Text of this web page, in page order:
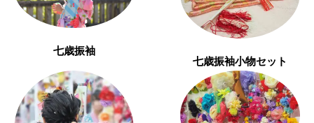
七歳振袖
七歳振袖小物セット